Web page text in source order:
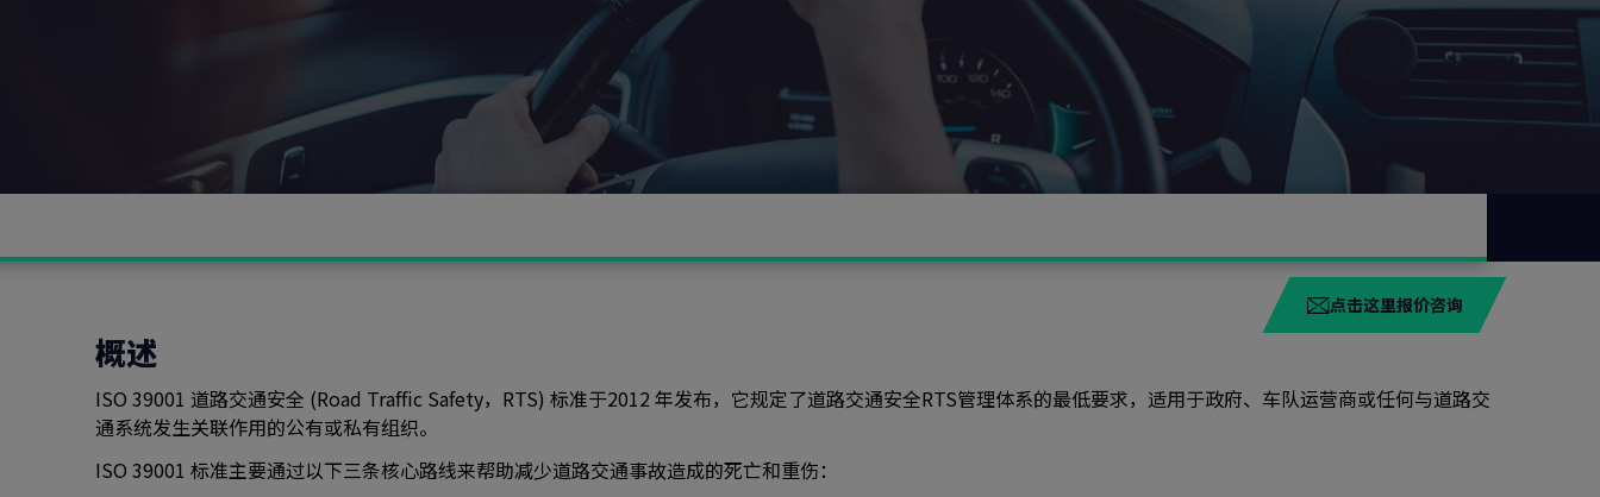
点击这里报价咨询
概述
ISO 39001 道路交通安全 (Road Traffic Safety，RTS) 标准于2012 年发布，它规定了道路交通安全RTS管理体系的最低要求，适用于政府、车队运营商或任何与道路交
通系统发生关联作用的公有或私有组织。
ISO 39001 标准主要通过以下三条核心路线来帮助减少道路交通事故造成的死亡和重伤：